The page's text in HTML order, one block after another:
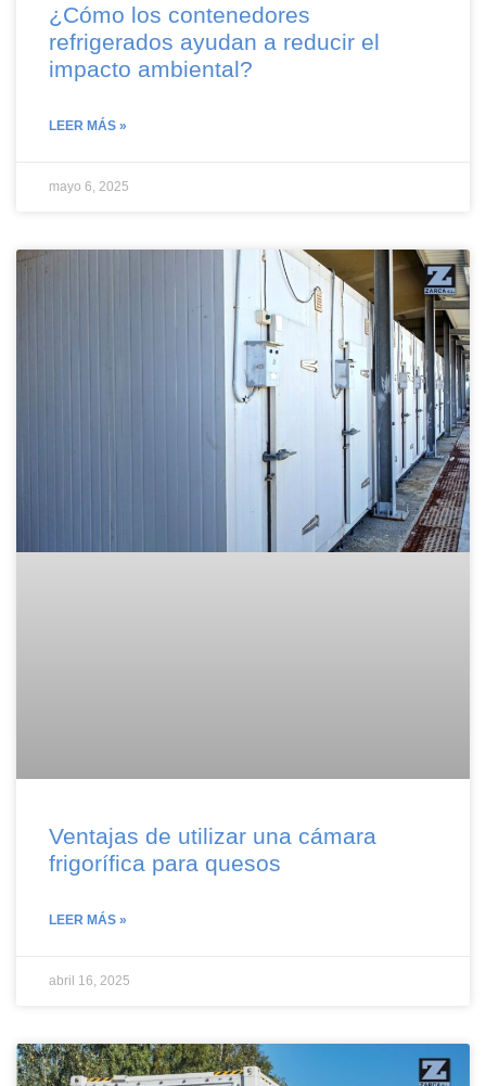
¿Cómo los contenedores
refrigerados ayudan a reducir el
impacto ambiental?
LEER MÁS »
mayo 6, 2025
Ventajas de utilizar una cámara
frigorífica para quesos
LEER MÁS »
abril 16, 2025